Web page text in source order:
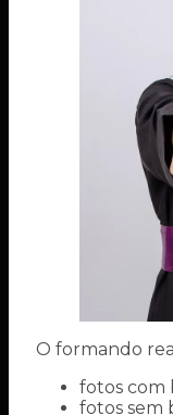
O formando
fotos com
fotos sem